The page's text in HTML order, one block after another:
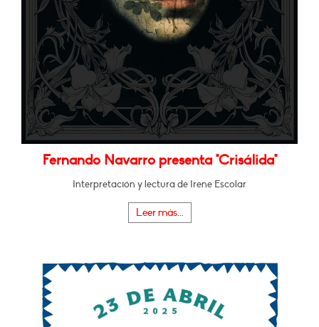
Fernando Navarro presenta "Crisálida"
Interpretación y lectura de Irene Escolar
Leer más...